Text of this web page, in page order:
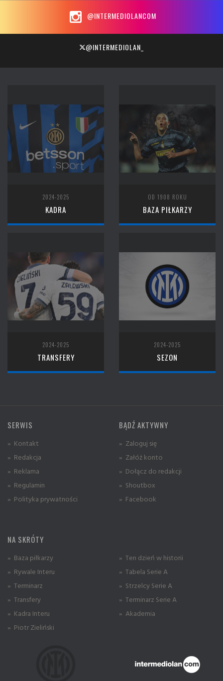
@INTERMEDIOLANCOM
@INTERMEDIOLAN_
2024-2025
KADRA
OD 1908 ROKU
BAZA PIŁKARZY
2024-2025
TRANSFERY
2024-2025
SEZON
SERWIS
» Kontakt
» Redakcja
» Reklama
» Regulamin
» Polityka prywatności
BĄDŹ AKTYWNY
» Zaloguj się
» Załóż konto
» Dołącz do redakcji
» Shoutbox
» Facebook
NA SKRÓTY
» Baza piłkarzy
» Rywale Interu
» Terminarz
» Transfery
» Kadra Interu
» Piotr Zieliński
» Ten dzień w historii
» Tabela Serie A
» Strzelcy Serie A
» Terminarz Serie A
» Akademia